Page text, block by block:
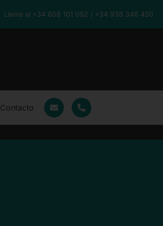
Llama al +34 608 101 092 / +34 938 346 450
Contacto